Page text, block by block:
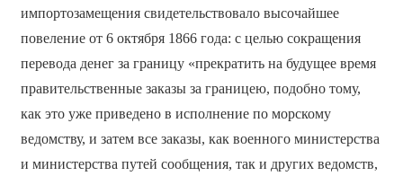
импортозамещения свидетельствовало высочайшее
повеление от 6 октября 1866 года: с целью сокращения
перевода денег за границу «прекратить на будущее время
правительственные заказы за границею, подобно тому,
как это уже приведено в исполнение по морскому
ведомству, и затем все заказы, как военного министерства
и министерства путей сообщения, так и других ведомств,